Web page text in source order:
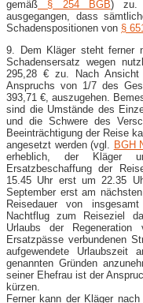
gemäß § 254 BGB) zu.
ausgegangen, dass
Schadenspositionen von §
9. Dem Kläger steht ferner
Schadensersatz wegen
295,28 € zu. Nach
Anspruchs von 1/7 des
393,71 €, auszugehen.
sind die Umstände des
und die Schwere des
Beeinträchtigung der Reise
angesetzt werden (vgl. BGH
erheblich, der Kläger
Ersatzbeschaffung der
15.45 Uhr erst um 22.35
September erst am
Reisedauer von
Nachtflug zum Reiseziel
Urlaubs der
Ersatzpässe verbundenen
aufgewendete Urlaubszeit
genannten Gründen
seiner Ehefrau ist der
kürzen.
Ferner kann der Kläger nach